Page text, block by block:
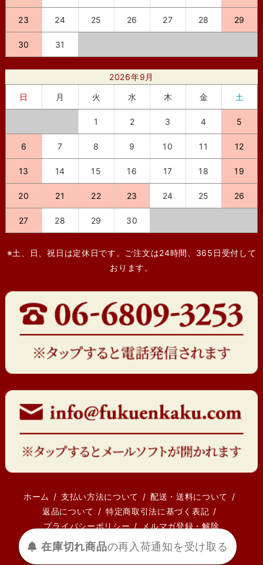
23 24 25 26 27 28 29
30 31
2026年9月
日
月 火 水 木 金 土
1 2 3 4 5
6 7 8 9 10 11 12
13 14 15 16 17 18 19
20 21 22 23 24 25 26
27 28 29 30
※土、日、祝日は定休日です。ご注文は24時間、365日受付して
おります。
ホーム 支払い方法について
配送・送料について
返品について
特定商取引法に基づく表記
プライバシーポリシー
メルマガ登録・解除
在庫切れ商品の再入荷通知を受け取る